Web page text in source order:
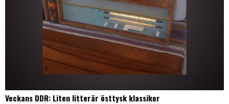
Veckans DDR: Liten litterär östtysk klassiker